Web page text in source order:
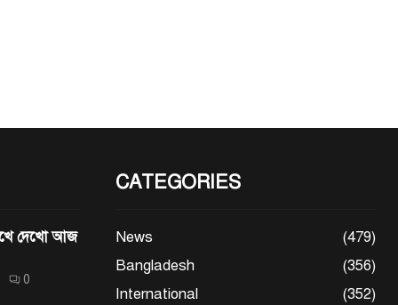
দেখো আজ
0
CATEGORIES
News
(479)
Bangladesh
(356)
International
(352)